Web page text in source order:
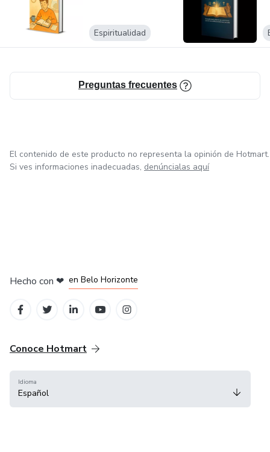
Espiritualidad
Preguntas frecuentes
El contenido de este producto no representa la opinión de Hotmart.
Si ves informaciones inadecuadas, denúncialas aquí
Hecho con ❤ en Belo Horizonte
Conoce Hotmart
Idioma
Español